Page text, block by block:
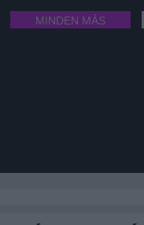
MINDEN MÁS